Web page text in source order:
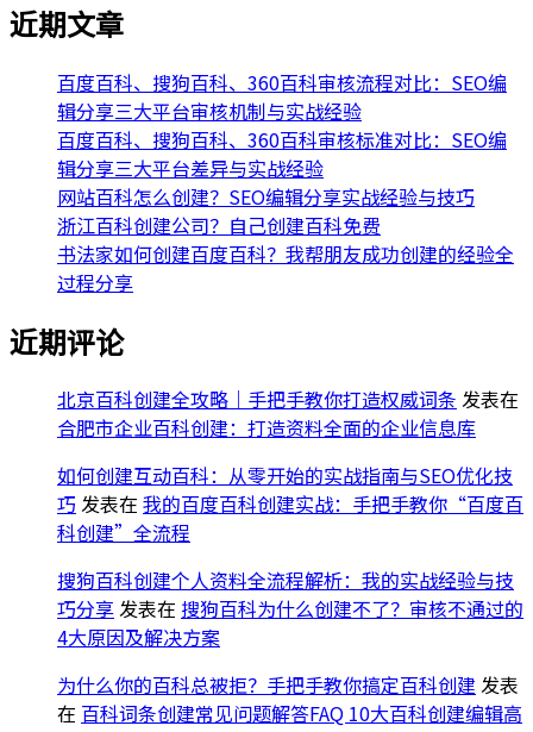
近期文章
百度百科、搜狗百科、360百科审核流程对比：SEO编
辑分享三大平台审核机制与实战经验
百度百科、搜狗百科、360百科审核标准对比：SEO编
辑分享三大平台差异与实战经验
网站百科怎么创建？SEO编辑分享实战经验与技巧
浙江百科创建公司？自己创建百科免费
书法家如何创建百度百科？我帮朋友成功创建的经验全
过程分享
近期评论
北京百科创建全攻略｜手把手教你打造权威词条 发表在
合肥市企业百科创建：打造资料全面的企业信息库
如何创建互动百科：从零开始的实战指南与SEO优化技
巧 发表在 我的百度百科创建实战：手把手教你“百度百
科创建”全流程
搜狗百科创建个人资料全流程解析：我的实战经验与技
巧分享 发表在 搜狗百科为什么创建不了？审核不通过的
4大原因及解决方案
为什么你的百科总被拒？手把手教你搞定百科创建 发表
在 百科词条创建常见问题解答FAQ 10大百科创建编辑高